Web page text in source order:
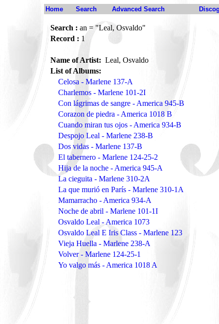
Home Search Advanced Search
Search : an = "Leal, Osvaldo"
Record : 1
Name of Artist: Leal, Osvaldo
List of Albums:
Celosa - Marlene 137-A
Charlemos - Marlene 101-2I
Con lágrimas de sangre - America 945-B
Corazon de piedra - America 1018 B
Cuando miran tus ojos - America 934-B
Despojo Leal - Marlene 238-B
Dos vidas - Marlene 137-B
El tabernero - Marlene 124-25-2
Hija de la noche - America 945-A
La cieguita - Marlene 310-2A
La que murió en París - Marlene 310-1A
Mamarracho - America 934-A
Noche de abril - Marlene 101-1I
Osvaldo Leal - America 1073
Osvaldo Leal E Iris Class - Marlene 123
Vieja Huella - Marlene 238-A
Volver - Marlene 124-25-1
Yo valgo más - America 1018 A